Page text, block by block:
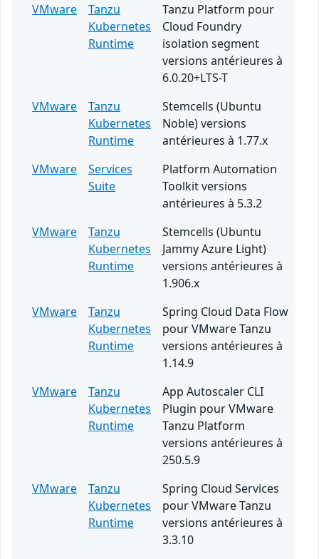
VMware
Tanzu
Kubernetes
Runtime
Tanzu Platform pour
Cloud Foundry
isolation segment
versions antérieures à
6.0.20+LTS-T
VMware
Tanzu
Kubernetes
Runtime
Stemcells (Ubuntu
Noble) versions
antérieures à 1.77.x
VMware
Services
Suite
Platform Automation
Toolkit versions
antérieures à 5.3.2
VMware
Tanzu
Kubernetes
Runtime
Stemcells (Ubuntu
Jammy Azure Light)
versions antérieures à
1.906.x
VMware
Tanzu
Kubernetes
Runtime
Spring Cloud Data Flow
pour VMware Tanzu
versions antérieures à
1.14.9
VMware
Tanzu
Kubernetes
Runtime
App Autoscaler CLI
Plugin pour VMware
Tanzu Platform
versions antérieures à
250.5.9
VMware
Tanzu
Kubernetes
Runtime
Spring Cloud Services
pour VMware Tanzu
versions antérieures à
3.3.10